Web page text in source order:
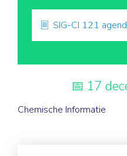
SIG-CI 121
17
Chemische Informatie